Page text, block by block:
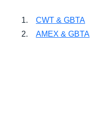
CWT & GBTA
AMEX & GBTA